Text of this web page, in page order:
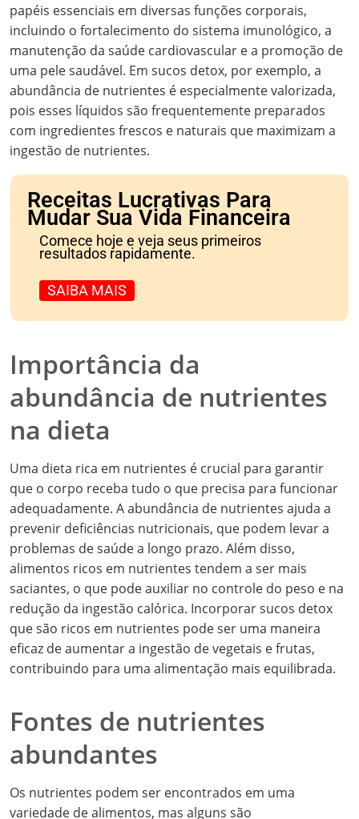
papéis essenciais em diversas funções corporais,
incluindo o fortalecimento do sistema imunológico, a
manutenção da saúde cardiovascular e a promoção de
uma pele saudável. Em sucos detox, por exemplo, a
abundância de nutrientes é especialmente valorizada,
pois esses líquidos são frequentemente preparados
com ingredientes frescos e naturais que maximizam a
ingestão de nutrientes.
Receitas Lucrativas Para
Mudar Sua Vida Financeira
Comece hoje e veja seus primeiros
resultados rapidamente.
SAIBA MAIS
Importância da
abundância de nutrientes
na dieta
Uma dieta rica em nutrientes é crucial para garantir
que o corpo receba tudo o que precisa para funcionar
adequadamente. A abundância de nutrientes ajuda a
prevenir deficiências nutricionais, que podem levar a
problemas de saúde a longo prazo. Além disso,
alimentos ricos em nutrientes tendem a ser mais
saciantes, o que pode auxiliar no controle do peso e na
redução da ingestão calórica. Incorporar sucos detox
que são ricos em nutrientes pode ser uma maneira
eficaz de aumentar a ingestão de vegetais e frutas,
contribuindo para uma alimentação mais equilibrada.
Fontes de nutrientes
abundantes
Os nutrientes podem ser encontrados em uma
variedade de alimentos, mas alguns são